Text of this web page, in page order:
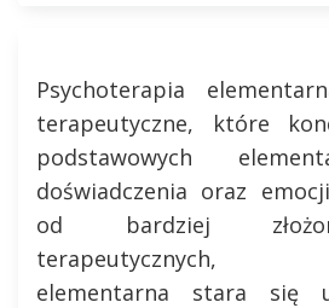
Psychoterapia
terapeutyczne, które
podstawowych
doświadczenia oraz
od bardziej
terapeutycznych,
elementarna stara się